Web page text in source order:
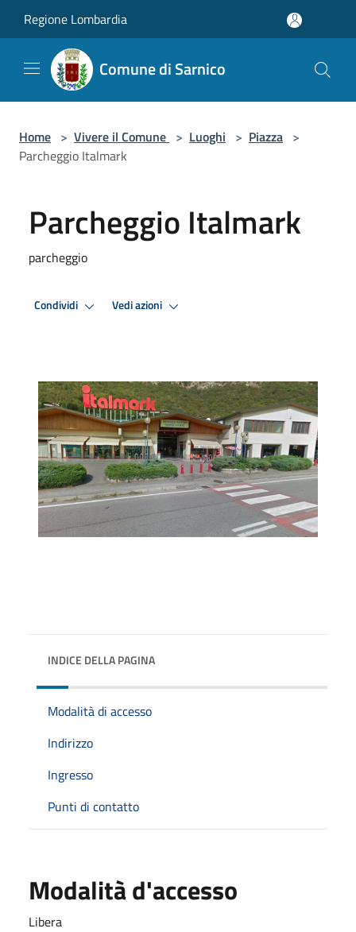
Regione Lombardia
Comune di Sarnico
Home > Vivere il Comune > Luoghi > Piazza >
Parcheggio Italmark
Parcheggio Italmark
parcheggio
Condividi Vedi azioni
INDICE DELLA PAGINA
Modalità di accesso
Indirizzo
Ingresso
Punti di contatto
Modalità d'accesso
Libera